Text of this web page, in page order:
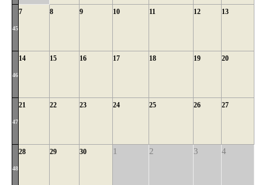
45
7 8 9 10 11 12 13
46
14 15 16 17 18 19 20
47
21 22 23 24 25 26 27
48
28 29 30 1 2 3 4